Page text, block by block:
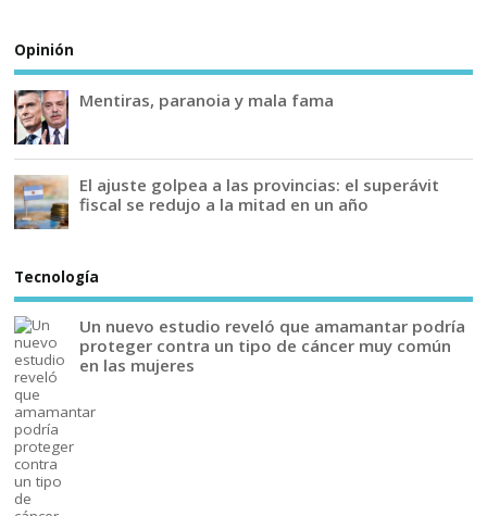
Opinión
Mentiras, paranoia y mala fama
El ajuste golpea a las provincias: el superávit
fiscal se redujo a la mitad en un año
Tecnología
Un nuevo estudio reveló que amamantar podría
proteger contra un tipo de cáncer muy común
en las mujeres